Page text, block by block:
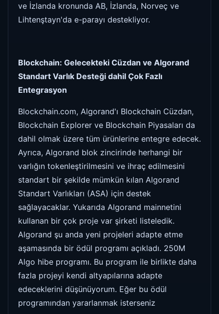
ve İzlanda kronunda AB, İzlanda, Norveç ve
Lihtenştayn'da e-parayı destekliyor.
Blockchain: Gelecekteki Cüzdan ve Algorand
Standart Varlık Desteği dahil Çok Fazlı
Entegrasyon
Blockchain.com, Algorand'ı Blockchain Cüzdan,
Blockchain Explorer ve Blockchain Piyasaları da
dahil olmak üzere tüm ürünlerine entegre edecek.
Ayrıca, Algorand blok zincirinde herhangi bir
varlığın tokenleştirilmesini ve ihraç edilmesini
standart bir şekilde mümkün kılan Algorand
Standart Varlıkları (ASA) için destek
sağlayacaklar. Yukarıda Algorand mainnetini
kullanan bir çok proje var şirketi listeledik.
Algorand şu anda yeni projeleri adapte etme
aşamasında bir ödül programı açıkladı. 250M
Algo hibe programı. Bu program ile birlikte daha
fazla projeyi kendi altyapılarına adapte
edeceklerini düşünüyorum. Eğer bu ödül
programından yararlanmak isterseniz